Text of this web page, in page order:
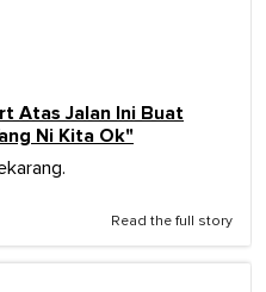
Atas Jalan Ini Buat
Ni Kita Ok"
Read the full story